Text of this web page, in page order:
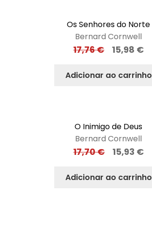
Os Senhores do Norte
Bernard Cornwell
17,76€ 15,98 €
Adicionar ao carrinho
O Inimigo de Deus
Bernard Cornwell
17,70€ 15,93 €
Adicionar ao carrinho